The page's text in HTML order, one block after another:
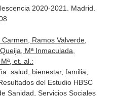
2020-2021. Madrid.
Ramos Valverde,
Mª Inmaculada,
et. al.:
salud, bienestar, familia,
del Estudio HBSC
Sanidad, Servicios Sociales